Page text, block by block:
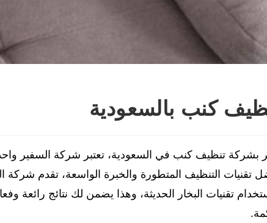
كنب بالسعودية
بشركة تنظيف كنب في السعودية، تعتبر شركة السفير
تقنيات التنظيف المتطورة والخبرة الواسعة، تقدم
تقنيات البخار الحديثة، وهذا يضمن لك نتائج رائعة